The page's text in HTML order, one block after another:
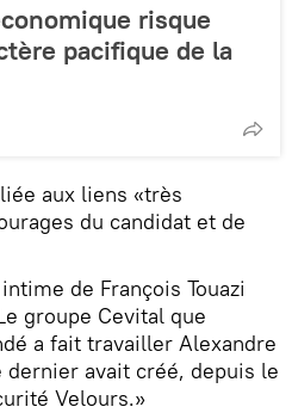
risque
pacifique de la
aux liens «très
du candidat et de
de François Touazi
groupe Cevital que
a fait travailler Alexandre
dernier avait créé, depuis le
Velours.»